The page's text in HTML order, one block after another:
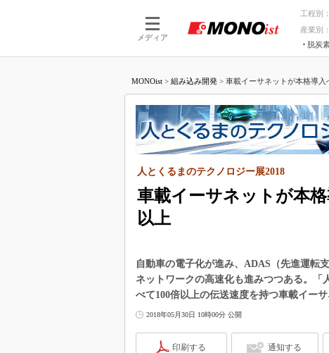
メディア
工程別：
産業別：
脱炭
つながる工場
つながるサービス
AI×設備保全
Physical AI
MONOist > 組み込み開発 > 車載イーサネットが本格導入
車載イーサネットが本
以上
人とくるまのテクノロジー展2018
自動車の電子化が進み、ADAS（先進運転
ネットワークの高速化も進みつつある。「
べて100倍以上の伝送速度を持つ車載イー
2018年05月30日 10時00分 公開
印刷する 通知する